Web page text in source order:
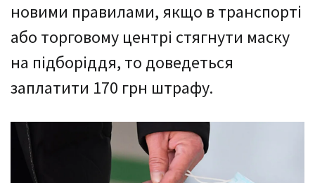
новими правилами, якщо в транспорті
або торговому центрі стягнути маску
на підборіддя, то доведеться
заплатити 170 грн штрафу.